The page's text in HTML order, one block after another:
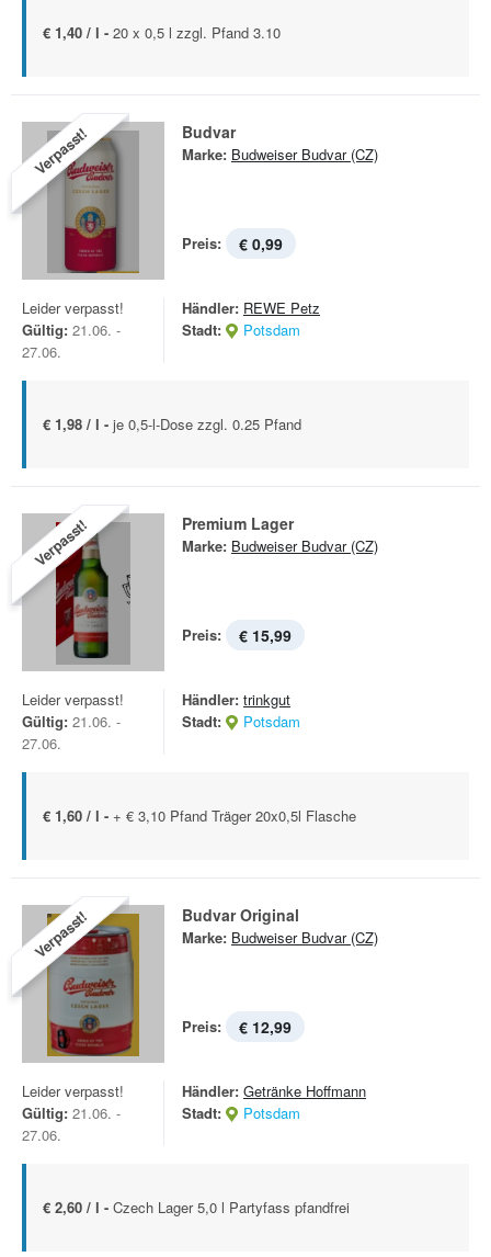
€ 1,40 / l - 20 x 0,5 l zzgl. Pfand 3.10
Verpasst! Budvar
Marke: Budweiser Budvar (CZ)
Preis: € 0,99
Leider verpasst!
Gültig: 21.06. -
27.06.
Händler: REWE Petz
Stadt:
Potsdam
€ 1,98 / l - je 0,5-l-Dose zzgl. 0.25 Pfand
Verpasst! Premium Lager
Marke: Budweiser Budvar (CZ)
Preis: € 15,99
Leider verpasst!
Gültig: 21.06. -
27.06.
Händler: trinkgut
Stadt:
Potsdam
€ 1,60 / l - + € 3,10 Pfand Träger 20x0,5l Flasche
Verpasst! Budvar Original
Marke: Budweiser Budvar (CZ)
Preis: € 12,99
Leider verpasst!
Gültig: 21.06. -
27.06.
Händler: Getränke Hoffmann
Stadt:
Potsdam
€ 2,60 / l - Czech Lager 5,0 l Partyfass pfandfrei